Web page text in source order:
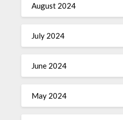
August 2024
July 2024
June 2024
May 2024